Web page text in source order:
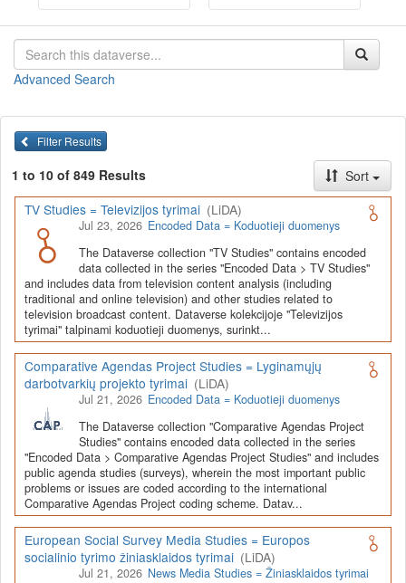
Depositors interested in deposit of their data into the LiDA
Lietuvos humanitarinių ir socialinių mokslų duomenų
infrastruktūra, suteikianti prieigą prie daugiau nei 600 duomenų ir
tyrimų išteklių. Visi duomenų ir tyrimų ištekliai yra dokumentuoti
lietuvių ir anglų kalbomis pagal tarptautinius standartus. LiDA
įsikūręsKauno technologijos universiteto Duomenų analizės
ir archyvavimo (DAtA) centre( data.ktu.edu
Prieigai prie išteklių naudojama ši
visi ištekliai prieinami, nes 2020-2029 m. vykdomas perkėlimo iš
senosios infrastruktūros projektas). LiDA kuruoja įvairių tipų
išteklius ir jie publikuojami atskiruose kataloguose pagal tipą:
Apklausų duomenys ,Interviu duomenys,Agreguotieji duomenys
(įskaitant Istorinę statistiką),Tekstiniai duomenys
duomenys(įskaitant Žiniasklaidos tyrimus). Taip pat LiDA
talpinami didelių nacionalinių projektų duomenys (Didelių projektų
duomenys) ir Lietuvos aukštojo mokslo ir studijų bei Lietuvos
valstybės institucijų deponuoti socialinių ir humanitarinių mokslų
duomenų rinkiniai (Kitų institucijų duomenys). Norintiemsišmokti
šia talpykla, surasti ir parsisiųsti duomenis, siūlome
susipažinti suLiDA Dataverse talpyklos naudotojo vadovu.
Depozitoriai, kurie norėtų deponuoti savo duomenis į LiDA
Dataverse talpyklą, turėtų susipažinti su informacija
puslapyje.
Advanced Search
Filter Results
1 to 10 of 849 Results
Sort
TV Studies = Televizijos tyrimai (LiDA)
Jul 23, 2026 Encoded Data = Koduotieji duomenys
The Dataverse collection "TV Studies" contains encoded
data collected in the series "Encoded Data > TV Studies"
and includes data from television content analysis (including
traditional and online television) and other studies related to
television broadcast content. Dataverse kolekcijoje "Televizijos
tyrimai" talpinami koduotieji duomenys, surinkt...
Comparative Agendas Project Studies = Lyginamųjų
darbotvarkių projekto tyrimai (LiDA)
Jul 21, 2026 Encoded Data = Koduotieji duomenys
The Dataverse collection "Comparative Agendas Project
Studies" contains encoded data collected in the series
"Encoded Data > Comparative Agendas Project Studies" and includes
public agenda studies (surveys), wherein the most important public
problems or issues are coded according to the international
Comparative Agendas Project coding scheme. Datav...
European Social Survey Media Studies = Europos
socialinio tyrimo žiniasklaidos tyrimai (LiDA)
Jul 21, 2026 News Media Studies = Žiniasklaidos tyrimai